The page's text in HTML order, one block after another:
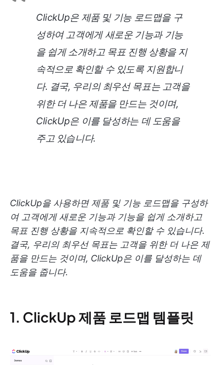
ClickUp은 제품 및 기능 로드맵을 구
성하여 고객에게 새로운 기능과 기능
을 쉽게 소개하고 목표 진행 상황을 지
속적으로 확인할 수 있도록 지원합니
다. 결국, 우리의 최우선 목표는 고객을
위한 더 나은 제품을 만드는 것이며,
ClickUp은 이를 달성하는 데 도움을
주고 있습니다.
ClickUp을 사용하면 제품 및 기능 로드맵을 구성하
여 고객에게 새로운 기능과 기능을 쉽게 소개하고
목표 진행 상황을 지속적으로 확인할 수 있습니다.
결국, 우리의 최우선 목표는 고객을 위한 더 나은 제
품을 만드는 것이며, ClickUp은 이를 달성하는 데
도움을 줍니다.
1. ClickUp 제품 로드맵 템플릿